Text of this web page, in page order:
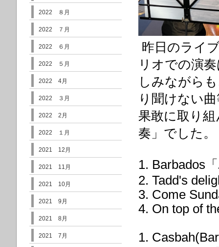
昨日のライ
リオでの演
しみながら
り聞けない
果敢に取り
奏」でした。
1. Barbados
2. Tadd's
3. Come
4. On top of
1.
2022 ８月
2022 ７月
2022 ６月
2022 ５月
2022 4月
2022 ３月
2022 2月
2022 １月
2021 12月
2021 11月
2021 10月
2021 9月
2021 8月
2021 7月